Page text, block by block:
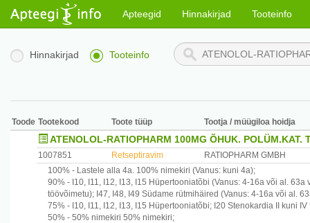
Apteegid Hinnakirjad Tooteinfo
Hinnakirjad Tooteinfo
Toode Tootekood Toote tüüp Tootja / müügiloa hoidja
ATENOLOL-RATIOPHARM 100MG ÕHUK. POLÜM.KAT.
1007851 Retseptiravim
RATIOPHARM GMBH
100% - Lastele alla 4a. 100% nimekiri (Vanus: kuni 4a);
90% - I10, I11, I12, I13, I15 Hüpertooniatõbi (Vanus: 4-16a või al. 63a
töövõimetu); I47, I48, I49 Südame rütmihäired (Vanus: 4-16a või al.
75% - I10, I11, I12, I13, I15 Hüpertooniatõbi; I20 Stenokardia II kuni
50% - 50% nimekiri 50% nimekiri;